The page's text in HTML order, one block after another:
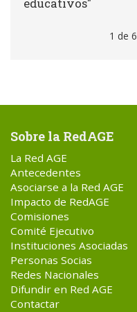
educativos"
1 de 6
Sobre la RedAGE
La Red AGE
Antecedentes
Asociarse a la Red AGE
Impacto de RedAGE
Comisiones
Comité Ejecutivo
Instituciones Asociadas
Personas Socias
Redes Nacionales
Difundir en Red AGE
Contactar